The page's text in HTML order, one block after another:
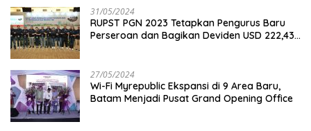
31/05/2024
RUPST PGN 2023 Tetapkan Pengurus Baru
Perseroan dan Bagikan Deviden USD 222,43
27/05/2024
Wi-Fi Myrepublic Ekspansi di 9 Area Baru,
Batam Menjadi Pusat Grand Opening Office